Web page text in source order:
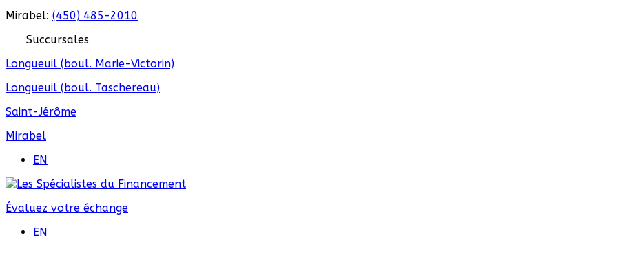
Mirabel: (450) 485-2010
Succursales
Longueuil (boul. Marie-Victorin)
Longueuil (boul. Taschereau)
Saint-Jérôme
Mirabel
EN
Évaluez votre échange
EN